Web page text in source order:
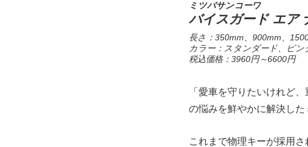
ミツバサンコーワ
バイスガード エア
長さ：350mm、900mm、
カラー：スタンダード、ピ
税込価格：3960円～6600円
「愛車を守りたいけれど
の悩みを鮮やかに解決した
これまで物理キーが採用